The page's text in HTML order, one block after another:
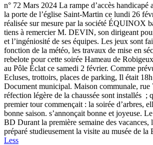
n° 72 Mars 2024 La rampe d’accès handicapé
la porte de l’église Saint-Martin ce lundi 26
réalisée sur mesure par la société ÉQUINOX
tiens à remercier M. DEVIN, son dirigeant
et l’ingéniosité de ses équipes. Les jeux sont
fonction de la météo, les travaux de mise en
rebelote pour cette soirée Hameau de
au Pôle Éclat ce samedi 2 février. Comme
Ecluses, trottoirs, places de parking, Il était
Document municipal. Maison communale,
réfection légère de la chaussée sont installés ;
premier tour commençait : la soirée d’arbres,
bonne saison. s’annonçait bonne et joyeuse.
BD Durant la première semaine des vacances,
préparé studieusement la visite au musée de
Less